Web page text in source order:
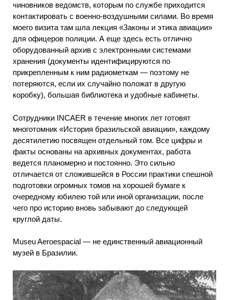
чиновников ведомств, которым по службе приходится
контактировать с военно-воздушными силами. Во время
моего визита там шла лекция «Законы и этика авиации»
для офицеров полиции. А еще здесь есть отлично
оборудованный архив с электронными системами
хранения (документы идентифицируются по
прикрепленным к ним радиометкам — поэтому не
потеряются, если их случайно положат в другую
коробку), большая библиотека и удобные кабинеты.
Сотрудники INCAER в течение многих лет готовят
многотомник «История бразильской авиации», каждому
десятилетию посвящен отдельный том. Все цифры и
факты основаны на архивных документах, работа
ведется планомерно и постоянно. Это сильно
отличается от сложившейся в России практики спешной
подготовки огромных томов на хорошей бумаге к
очередному юбилею той или иной организации, после
чего про историю вновь забывают до следующей
круглой даты.
Museu Aeroespacial — не единственный авиационный
музей в Бразилии.